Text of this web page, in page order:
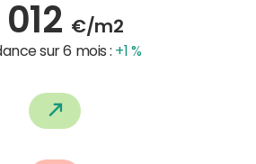
012 €/m2
sur 6 mois : +1 %